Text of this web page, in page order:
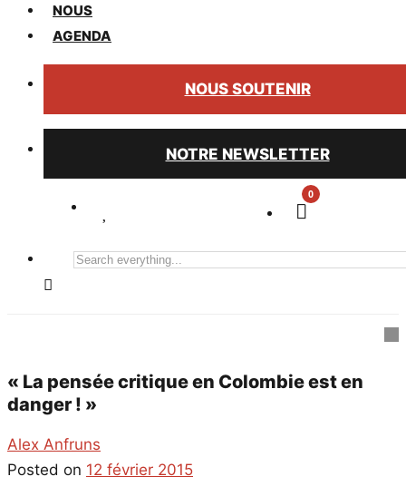
NOUS
AGENDA
NOUS SOUTENIR
NOTRE NEWSLETTER
0
Search
« La pensée critique en Colombie est en
danger ! »
Alex Anfruns
Posted on 12 février 2015